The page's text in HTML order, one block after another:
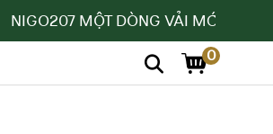
NIGO207 MỘT DÒNG VẢI MỚI
0